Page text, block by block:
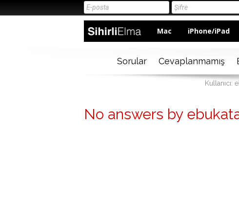
Mac iPhone/iPad
Sorular Cevaplanmamış
Kullanıcı:
No answers by